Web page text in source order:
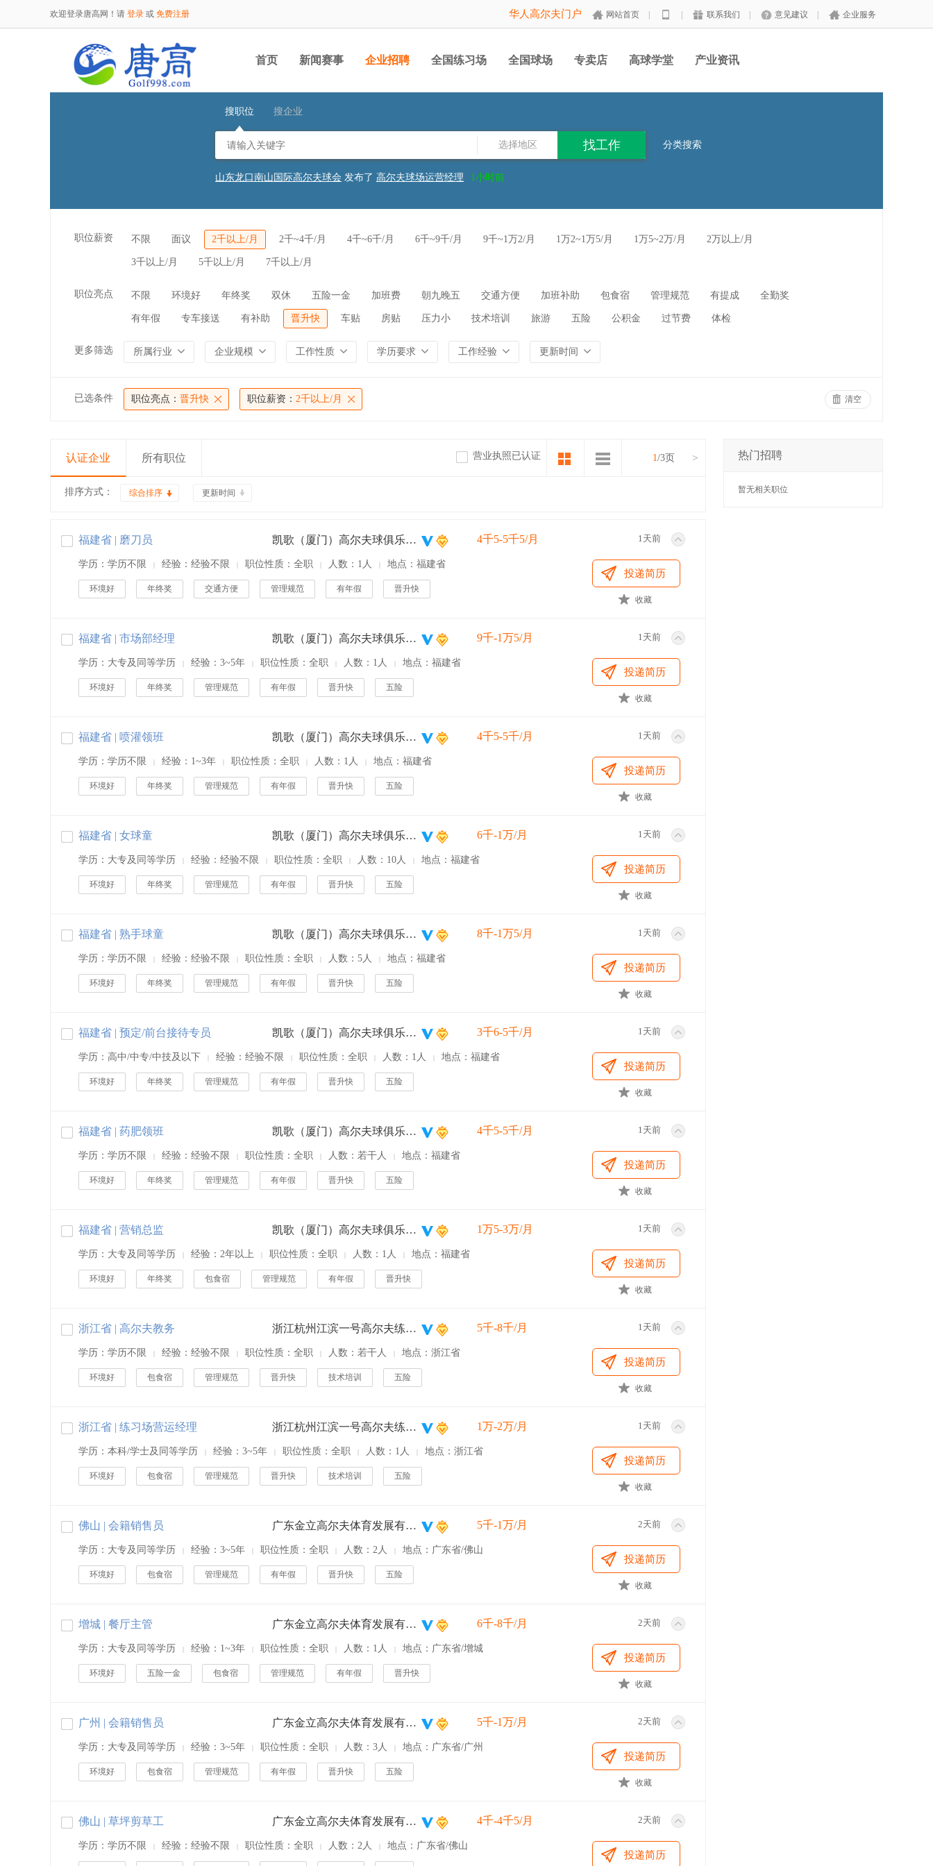
欢迎登录唐高网！请 登录 或 免费注册 华人高尔夫门户 网站首页 联系我们 意见建议 企业服务
首页 新闻赛事 企业招聘 全国练习场 全国球场 专卖店 高球学堂 产业资讯
搜职位 搜企业
选择地区 分类搜索
山东龙口南山国际高尔夫球会 发布了 高尔夫业务员
1小时前
广东金立高尔夫体育发展有限公司
广东金立高尔夫体育发展有限公司发布了 草坪剪草工
2026-07-28
山东龙口南山国际高尔夫球会
山东龙口南山国际高尔夫球会
发布了高尔夫球场运营经理 1小时前
职位薪资 不限 面议 2千以上/月 2千~4千/月 4千~6千/月 6千~9千/月 9千~1万2/月 1万2~1万5/月 1万5~2万/月 2万以上/月
3千以上/月 5千以上/月 7千以上/月
职位亮点 不限 环境好 年终奖 双休 五险一金 加班费 朝九晚五 交通方便 加班补助 包食宿 管理规范 有提成 全勤奖
有年假 专车接送 有补助 晋升快 车贴 房贴 压力小 技术培训 旅游 五险 公积金 过节费 体检
更多筛选 所属行业 企业规模 工作性质 学历要求 工作经验 更新时间
已选条件 职位亮点： 晋升快 职位薪资： 2千以上/月 清空
认证企业 所有职位 营业执照已认证 >
1/3页
排序方式： 综合排序 更新时间
福建省 | 磨刀员 凯歌（厦门）高尔夫球俱乐部有限公司 4千5-5千5/月 1天前
学历：学历不限 | 经验：经验不限 | 职位性质：全职 | 人数：1人 | 地点：福建省
环境好 年终奖 交通方便 管理规范 有年假 晋升快
投递简历
收藏
福建省 | 市场部经理 凯歌（厦门）高尔夫球俱乐部有限公司 9千-1万5/月 1天前
学历：大专及同等学历 | 经验：3~5年 | 职位性质：全职 | 人数：1人 | 地点：福建省
环境好 年终奖 管理规范 有年假 晋升快 五险
投递简历
收藏
福建省 | 喷灌领班 凯歌（厦门）高尔夫球俱乐部有限公司 4千5-5千/月 1天前
学历：学历不限 | 经验：1~3年 | 职位性质：全职 | 人数：1人 | 地点：福建省
环境好 年终奖 管理规范 有年假 晋升快 五险
投递简历
收藏
福建省 | 女球童 凯歌（厦门）高尔夫球俱乐部有限公司 6千-1万/月 1天前
学历：大专及同等学历 | 经验：经验不限 | 职位性质：全职 | 人数：10人 | 地点：福建省
环境好 年终奖 管理规范 有年假 晋升快 五险
投递简历
收藏
福建省 | 熟手球童 凯歌（厦门）高尔夫球俱乐部有限公司 8千-1万5/月 1天前
学历：学历不限 | 经验：经验不限 | 职位性质：全职 | 人数：5人 | 地点：福建省
环境好 年终奖 管理规范 有年假 晋升快 五险
投递简历
收藏
福建省 | 预定/前台接待专员 凯歌（厦门）高尔夫球俱乐部有限公司 3千6-5千/月 1天前
学历：高中/中专/中技及以下 | 经验：经验不限 | 职位性质：全职 | 人数：1人 | 地点：福建省
环境好 年终奖 管理规范 有年假 晋升快 五险
投递简历
收藏
福建省 | 药肥领班 凯歌（厦门）高尔夫球俱乐部有限公司 4千5-5千/月 1天前
学历：学历不限 | 经验：经验不限 | 职位性质：全职 | 人数：若干人 | 地点：福建省
环境好 年终奖 管理规范 有年假 晋升快 五险
投递简历
收藏
福建省 | 营销总监 凯歌（厦门）高尔夫球俱乐部有限公司 1万5-3万/月 1天前
学历：大专及同等学历 | 经验：2年以上 | 职位性质：全职 | 人数：1人 | 地点：福建省
环境好 年终奖 包食宿 管理规范 有年假 晋升快
投递简历
收藏
浙江省 | 高尔夫教务 浙江杭州江滨一号高尔夫练习场 5千-8千/月 1天前
学历：学历不限 | 经验：经验不限 | 职位性质：全职 | 人数：若干人 | 地点：浙江省
环境好 包食宿 管理规范 晋升快 技术培训 五险
投递简历
收藏
浙江省 | 练习场营运经理 浙江杭州江滨一号高尔夫练习场 1万-2万/月 1天前
学历：本科/学士及同等学历 | 经验：3~5年 | 职位性质：全职 | 人数：1人 | 地点：浙江省
环境好 包食宿 管理规范 晋升快 技术培训 五险
投递简历
收藏
佛山 | 会籍销售员 广东金立高尔夫体育发展有限公司 5千-1万/月 2天前
学历：大专及同等学历 | 经验：3~5年 | 职位性质：全职 | 人数：2人 | 地点：广东省/佛山
环境好 包食宿 管理规范 有年假 晋升快 五险
投递简历
收藏
增城 | 餐厅主管 广东金立高尔夫体育发展有限公司 6千-8千/月 2天前
学历：大专及同等学历 | 经验：1~3年 | 职位性质：全职 | 人数：1人 | 地点：广东省/增城
环境好 五险一金 包食宿 管理规范 有年假 晋升快
投递简历
收藏
广州 | 会籍销售员 广东金立高尔夫体育发展有限公司 5千-1万/月 2天前
学历：大专及同等学历 | 经验：3~5年 | 职位性质：全职 | 人数：3人 | 地点：广东省/广州
环境好 包食宿 管理规范 有年假 晋升快 五险
投递简历
收藏
佛山 | 草坪剪草工 广东金立高尔夫体育发展有限公司 4千-4千5/月 2天前
学历：学历不限 | 经验：经验不限 | 职位性质：全职 | 人数：2人 | 地点：广东省/佛山
投递简历
热门招聘
暂无相关职位